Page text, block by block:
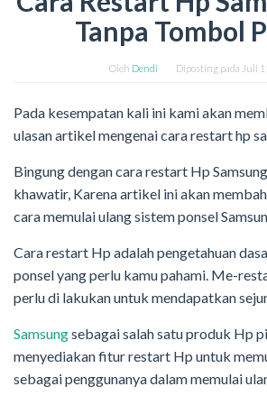
Tanpa Tombol
Oleh Dendi Diposting pada Juli
Pada kesempatan kali ini kami akan
ulasan artikel mengenai cara restart hp
Bingung dengan cara restart Hp
khawatir, Karena artikel ini akan
cara memulai ulang sistem ponsel
Cara restart Hp adalah pengetahuan
ponsel yang perlu kamu pahami. Me-
perlu di lakukan untuk mendapatkan
Samsungsebagai salah satu produk Hp
menyediakan fitur restart Hp untuk
sebagai penggunanya dalam memulai